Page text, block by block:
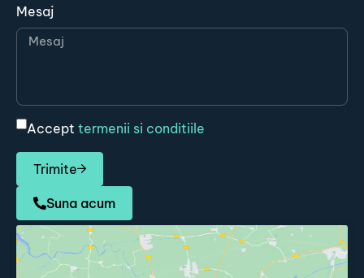
Mesaj
Accept termenii si conditiile
Trimite
Suna acum